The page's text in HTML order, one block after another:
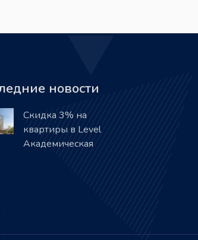
новости
Скидка 3% на
квартиры в Level
Академическая